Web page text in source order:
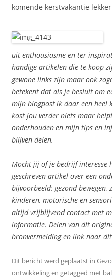
komende kerstvakantie
uit enthousiasme en ter
handige artikelen die te koop
gewone links zijn maar ook
betekent dat als je besluit om
mijn blogpost ik daar een heel
kost jou verder niets maar
onderhouden en mijn tips en
blijven delen.
Mocht jij of je bedrijf interesse
geschreven artikel over een
bijvoorbeeld: gezond bewegen,
kinderen, motorische en
altijd vrijblijvend contact met
informatie. Delen van dit
bronvermelding en link naar
Dit bericht werd geplaatst in
ontwikkelingen getagged met bal